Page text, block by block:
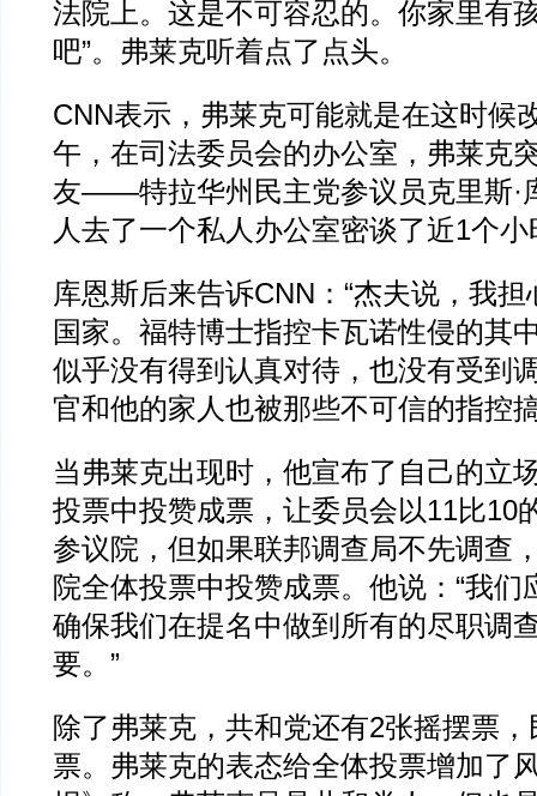
法院上。这是不可容忍的。你家里有
吧”。弗莱克听着点了点头。
CNN表示，弗莱克可能就是在这时候
午，在司法委员会的办公室，弗莱克
友——特拉华州民主党参议员克里斯·
人去了一个私人办公室密谈了近1个小
库恩斯后来告诉CNN：“杰夫说，我
国家。福特博士指控卡瓦诺性侵的其
似乎没有得到认真对待，也没有受
官和他的家人也被那些不可信的指控
当弗莱克出现时，他宣布了自己的立
投票中投赞成票，让委员会以11比10
参议院，但如果联邦调查局不先调查
院全体投票中投赞成票。他说：“我们
确保我们在提名中做到所有的尽职调
要。”
除了弗莱克，共和党还有2张摇摆票
票。弗莱克的表态给全体投票增加了